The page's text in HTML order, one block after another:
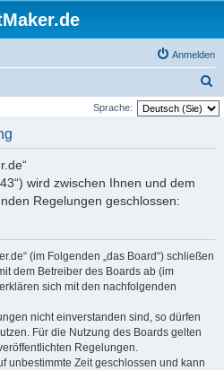
Anmelden
u
Sprache:
wird zwischen Ihnen und dem
Regelungen geschlossen:
(im Folgenden „das Board“) schließen
dem Betreiber des Boards ab (im
sich mit den nachfolgenden
nicht einverstanden sind, so dürfen
Für die Nutzung des Boards gelten
Regelungen.
unbestimmte Zeit geschlossen und kann